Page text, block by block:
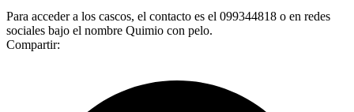
Para acceder a los cascos, el contacto es el 099344818 o en redes
sociales bajo el nombre Quimio con pelo.
Compartir: